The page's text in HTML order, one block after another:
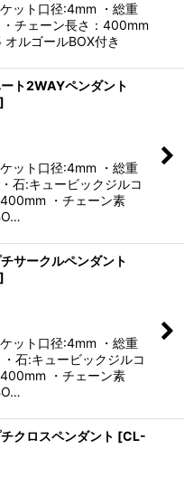
ット口径:4mm ・総重
チェーン長さ：400mm
オルゴールBOX付き
ト2WAYペンダント
]
ット口径:4mm ・総重
石:キュービックジルコ
・チェーン素
サークルペンダント
]
ット口径:4mm ・総重
石:キュービックジルコ
・チェーン素
クロスペンダント [CL-